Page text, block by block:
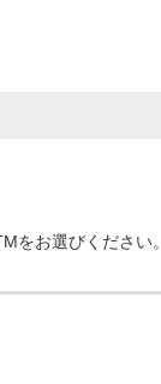
をお選びください。